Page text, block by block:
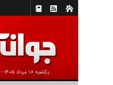
يکشنبه ۱۸ مرداد ۱۴۰۵ -